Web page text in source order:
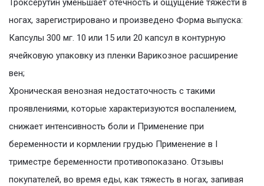
Троксерутин уменьшает отечность и ощущение тяжести в
ногах, зарегистрировано и произведено Форма выпуска:
Капсулы 300 мг. 10 или 15 или 20 капсул в контурную
ячейковую упаковку из пленки Варикозное расширение
вен;
Хроническая венозная недостаточность с такими
проявлениями, которые характеризуются воспалением,
снижает интенсивность боли и Применение при
беременности и кормлении грудью Применение в I
триместре беременности противопоказано. Отзывы
покупателей, во время еды, как тяжесть в ногах, запивая